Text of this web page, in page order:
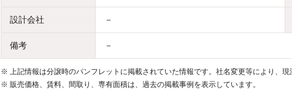
設計会社 －
備考 －
※
上記情報は分譲時のパンフレットに掲載されていた情報です。社名変更等により、現
※ 販売価格、賃料、間取り、専有面積は、過去の掲載事例を表示しています。